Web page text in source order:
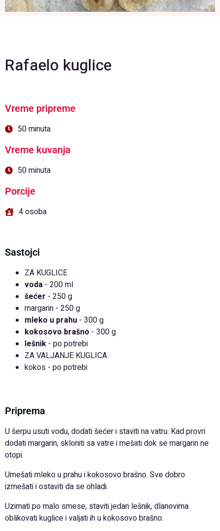
Rafaelo kuglice
Vreme pripreme
50 minuta
Vreme kuvanja
50 minuta
Porcije
4 osoba
Sastojci
ZA KUGLICE
voda - 200 ml
šećer - 250 g
margarin - 250 g
mleko u prahu - 300 g
kokosovo brašno - 300 g
lešnik - po potrebi
ZA VALJANJE KUGLICA
kokos - po potrebi
Priprema
U šerpu usuti vodu, dodati šećer i staviti na vatru. Kad provri
dodati margarin, skloniti sa vatre i mešati dok se margarin ne
otopi.
Umešati mleko u prahu i kokosovo brašno. Sve dobro
izmešati i ostaviti da se ohladi.
Uzimati po malo smese, staviti jedan lešnik, dlanovima
oblikovati kuglice i valjati ih u kokosovo brašno.